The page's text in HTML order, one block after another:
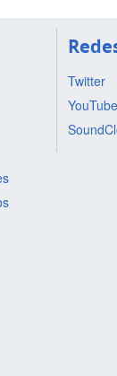
Twitter
YouTube